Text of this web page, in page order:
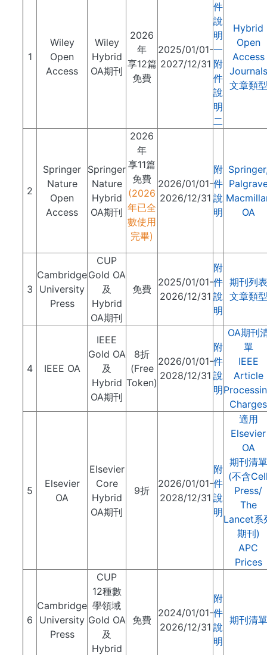
1
Wiley
Open
Access
Wiley
Hybrid
OA期刊
2026
年
享12篇
免費
2025/01/01-
2027/12/31
件
說
明
一
附
件
說
明
二
Hybrid
Open
Access
Journals
文章類型
2
Springer
Nature
Open
Access
Springer
Nature
Hybrid
OA期刊
2026
年
享11篇
免費
(2026
年已全
數使用
完畢)
2026/01/01-
2026/12/31
附
件
說
明
OA
3
Cambridge
University
Press
CUP
Gold OA
及
Hybrid
OA期刊
免費
2025/01/01-
2026/12/31
附
件
說
明
期刊列表
文章類型
4 IEEE OA
IEEE
Gold OA
及
Hybrid
OA期刊
8折
(Free
Token)
2026/01/01-
2028/12/31
附
件
說
明
OA期刊
單
IEEE
Article
Charges
5
Elsevier
OA
Elsevier
Core
Hybrid
OA期刊
9折
2026/01/01-
2028/12/31
附
件
說
明
適用
Elsevier
OA
期刊清單
(不含
Press/
The
Lancet系
期刊)
APC
Prices
6
Cambridge
University
Press
CUP
12種數
學領域
Gold OA
及
Hybrid
免費
2024/01/01-
2026/12/31
附
件
說
明
期刊清單